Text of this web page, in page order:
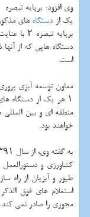
یك از دستگاههای
برپایه
دستگاه هایی كه از
است.
معاون توسعه آبزی
۱ هر یك از دستگاه
منطقه ای و بین
خواهند بود.
كشاورزی و
طیور و آبزیان از راه
استعلام های فوق
مجوزی را صادر نمی كند.